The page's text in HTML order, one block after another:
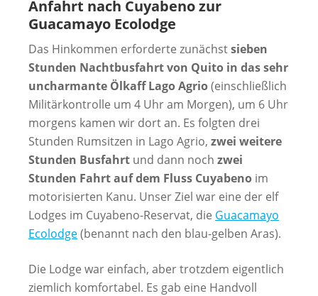
Anfahrt nach Cuyabeno zur
Guacamayo Ecolodge
Das Hinkommen erforderte zunächstsieben
Stunden Nachtbusfahrt von Quito in das sehr
uncharmante Ölkaff Lago Agrio(einschließlich
Militärkontrolle um 4 Uhr am Morgen), um 6 Uhr
morgens kamen wir dort an. Es folgten drei
Stunden Rumsitzen in Lago Agrio, zwei weitere
Stunden Busfahrt und dann noch zwei
Stunden Fahrt auf dem Fluss Cuyabeno im
motorisierten Kanu. Unser Ziel war eine der elf
Lodges im Cuyabeno-Reservat, die Guacamayo
Ecolodge(benannt nach den blau-gelben Aras).
Die Lodge war einfach, aber trotzdem eigentlich
ziemlich komfortabel. Es gab eine Handvoll